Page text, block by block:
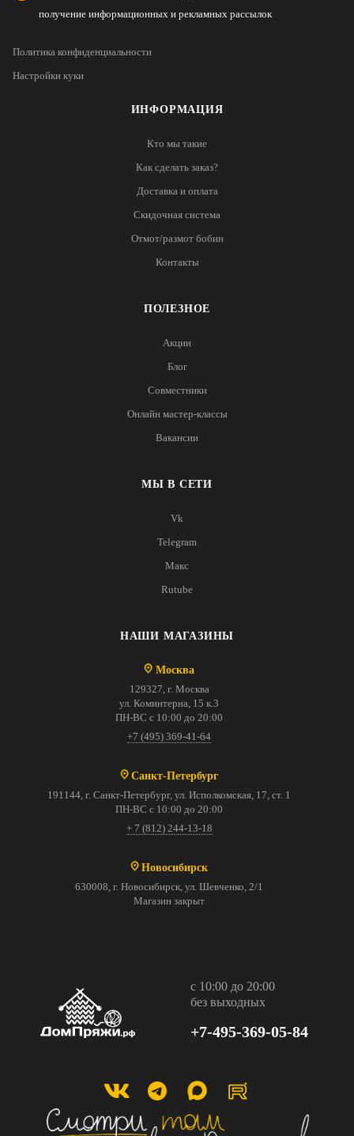
ИНФОРМАЦИЯ
Кто мы такие
Как сделать заказ?
Доставка и оплата
Скидочная система
Отмот/размот бобин
Контакты
ПОЛЕЗНОЕ
Акции
Блог
Совместники
Онлайн мастер-классы
Вакансии
МЫ В СЕТИ
Vk
Telegram
Макс
Rutube
НАШИ МАГАЗИНЫ
Москва
129327, г. Москва
ул. Коминтерна, 15 к.3
ПН-ВС с 10:00 до 20:00
+7 (495) 369-41-64
Санкт-Петербург
191144, г. Санкт-Петербург, ул. Исполкомская, 17, ст. 1
ПН-ВС с 10:00 до 20:00
+ 7 (812) 244-13-18
Новосибирск
630008, г. Новосибирск, ул. Шевченко, 2/1
Магазин закрыт
с 10:00 до 20:00
без выходных
+7-495-369-05-84
получение информационных и рекламных рассылок
Политика конфиденциальности
Настройки куки